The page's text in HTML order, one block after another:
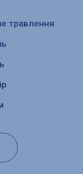
травлення